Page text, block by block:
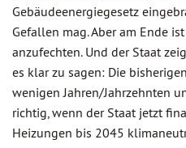
Gebäudeenergiegesetz
Gefallen mag. Aber am Ende
anzufechten. Und der Staat
es klar zu sagen: Die
wenigen Jahren/Jahrzehnten
richtig, wenn der Staat jetzt
Heizungen bis 2045